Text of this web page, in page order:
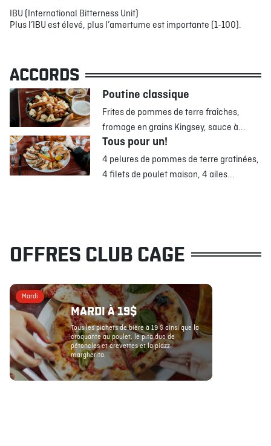
IBU (International Bitterness Unit)
Plus l’IBU est élevé, plus l’amertume est importante (1-100).
ACCORDS
Poutine classique
Frites de pommes de terre fraîches,
fromage en grains Kingsey, sauce à...
Tous pour un!
4 pelures de pommes de terre gratinées,
4 filets de poulet maison, 4 ailes...
OFFRES CLUB CAGE
Mardi
MARDI À 19$
Tous les pichets de bière à 19 $ ainsi que la
croquante au poulet, le pita duo de
pétoncles et crevettes et la pidzz
margherita.